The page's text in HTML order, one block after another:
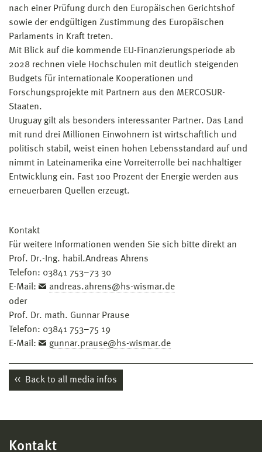
nach einer Prüfung durch den Europäischen Gerichtshof
sowie der endgültigen Zustimmung des Europäischen
Parlaments in Kraft treten.
Mit Blick auf die kommende EU-Finanzierungsperiode ab
2028 rechnen viele Hochschulen mit deutlich steigenden
Budgets für internationale Kooperationen und
Forschungsprojekte mit Partnern aus den MERCOSUR-
Staaten.
Uruguay gilt als besonders interessanter Partner. Das Land
mit rund drei Millionen Einwohnern ist wirtschaftlich und
politisch stabil, weist einen hohen Lebensstandard auf und
nimmt in Lateinamerika eine Vorreiterrolle bei nachhaltiger
Entwicklung ein. Fast 100 Prozent der Energie werden aus
erneuerbaren Quellen erzeugt.
Kontakt
Für weitere Informationen wenden Sie sich bitte direkt an
Prof. Dr.-Ing. habil.Andreas Ahrens
Telefon: 03841 753–73 30
E-Mail:
andreas.ahrens@hs-wismar.de
oder
Prof. Dr. math. Gunnar Prause
Telefon: 03841 753–75 19
E-Mail:
gunnar.prause@hs-wismar.de
Back to all media infos
Kontakt